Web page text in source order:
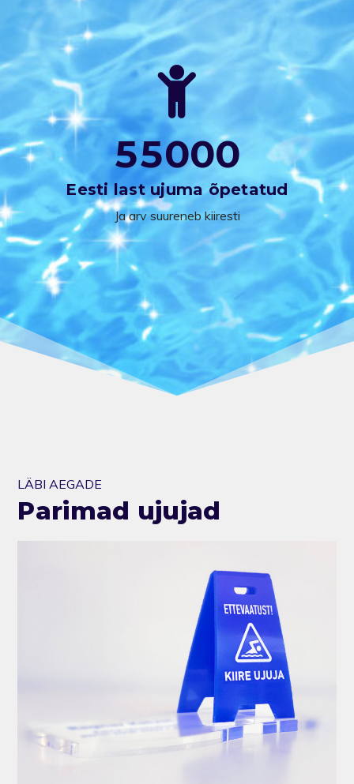
55000
Eesti last ujuma õpetatud
Ja arv suureneb kiiresti
LÄBI AEGADE
Parimad ujujad